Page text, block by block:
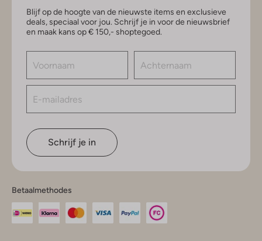
Blijf op de hoogte van de nieuwste items en exclusieve
deals, speciaal voor jou. Schrijf je in voor de nieuwsbrief
en maak kans op € 150,- shoptegoed.
Schrijf je in
Betaalmethodes